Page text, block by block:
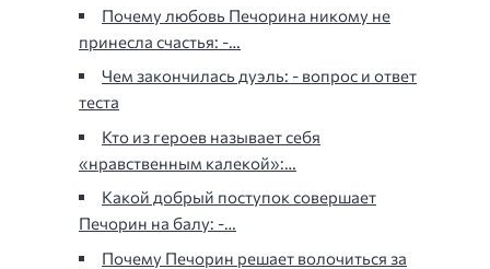
Почему любовь Печорина никому не
принесла счастья: -…
Чем закончилась дуэль: - вопрос и ответ
теста
Кто из героев называет себя
«нравственным калекой»:…
Какой добрый поступок совершает
Печорин на балу: -…
Почему Печорин решает волочиться за